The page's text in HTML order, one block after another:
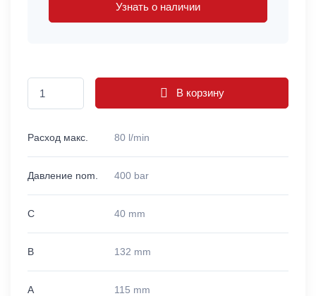
Узнать о наличии
В корзину
Расход макс. 80 l/min
Давление nom. 400 bar
C 40 mm
B 132 mm
A 115 mm